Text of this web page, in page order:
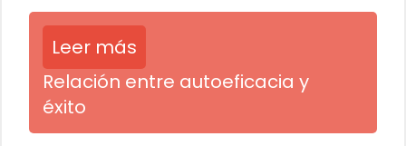
Leer más
Relación entre autoeficacia y
éxito